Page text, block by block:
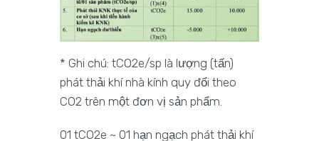
* Ghi chú: tCO2e/sp là lượng (tấn)
phát thải khí nhà kính quy đổi theo
CO2 trên một đơn vị sản phẩm.
01 tCO2e ~ 01 hạn ngạch phát thải khí